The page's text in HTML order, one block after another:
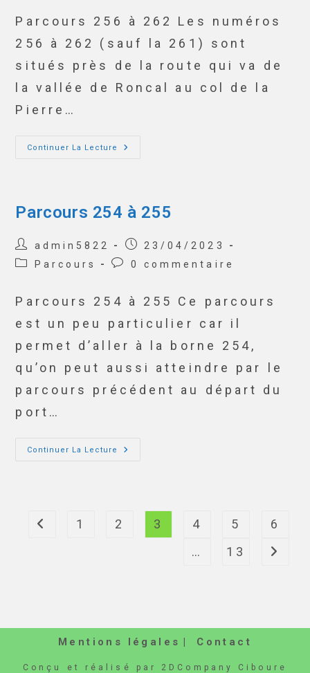
Parcours 256 à 262 Les numéros
256 à 262 (sauf la 261) sont
situés près de la route qui va de
la vallée de Roncal au col de la
Pierre…
Continuer La Lecture
Parcours 254 à 255
admin5822
23/04/2023
Parcours
0 commentaire
Parcours 254 à 255 Ce parcours
est un peu particulier car il
permet d’aller à la borne 254,
qu’on peut aussi atteindre par le
parcours précédent au départ du
port…
Continuer La Lecture
1 2 3 4 5
6
…
13
Mentions légales Contact
Conçu et réalisé par 2DCompany Ciboure